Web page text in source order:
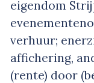
eigendom
verhuur;
affichering,
(rente) door